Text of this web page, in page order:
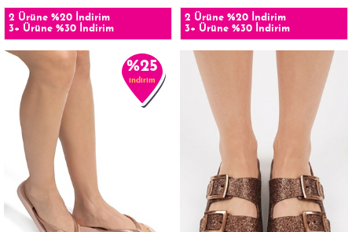
2 Ürüne %20 İndirim
3+ Ürüne %30 İndirim
2 Ürüne %20 İndirim
3+ Ürüne %30 İndirim
%25
indirim